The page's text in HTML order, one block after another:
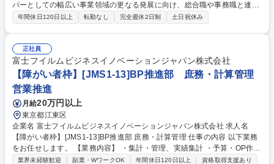
パーとしての幅広い事業領域の更なる発展に向け、総合職や事務職と連携
を取りながら、事業推進を行って頂く業務職の採用を行います。 【配属部
調査/用地調査資料作成/折衝同行/地権者様対応 等 ～地図に残る建物づくり
を通して、街の開発にも大きく貢献する仕事となりますので、スケールの
大きな仕事に携われるのが魅力です。 募集職種 ★未経験歓迎★新宿【総
合職アシスタント(業務職)】『事務以上、総合職未満』
年間休日120日以上 転勤なし 完全週休2日制 土日祝休み
正社員
富士フイルムビジネスイノベーションジャパン株式会社
【障がい者枠】[JMS1-13]BP推進部 庶務・計算管理
営業推進
月給20万円以上
東京都江東区
企業名 富士フイルムビジネスイノベーションジャパン株式会社 求人名
【障がい者枠】[JMS1-13]BP推進部 庶務・計算管理 仕事の内容 以下業務
をお任せします。 【業務内容】 ・集計・管理、実績集計 ・予算・OP作成
（統括部へ配分された予算を過去実績等を考慮し各部門へ配分する） ・特
業界未経験歓迎 副業・WワークOK 年間休日120日以上
資格取得支援あり